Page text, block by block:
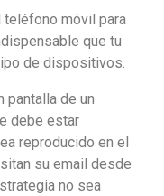
teléfono móvil para
que tu
de dispositivos.
pantalla de un
debe estar
reproducido en el
su email desde
no sea